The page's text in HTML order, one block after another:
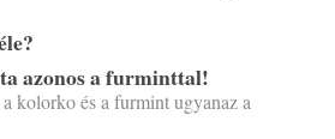
azonos a furminttal!
kolorko és a furmint ugyanaz a